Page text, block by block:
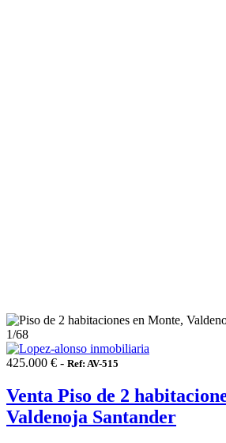
1/68
425.000 € - Ref: AV-515
Venta Piso de 2
Valdenoja Santander